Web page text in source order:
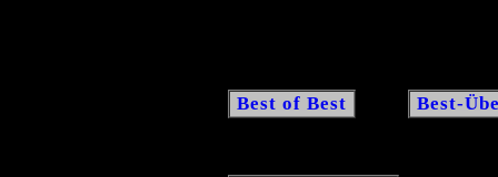
Best of Best Best-